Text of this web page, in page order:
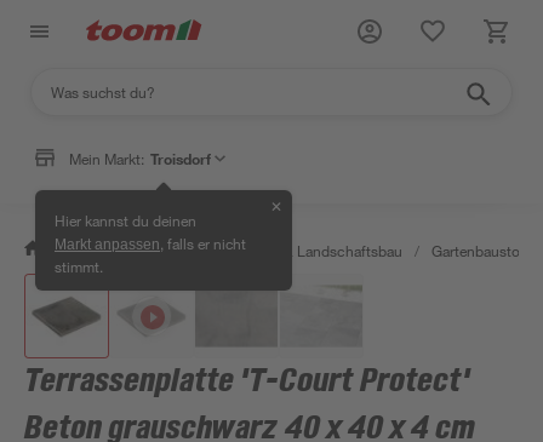
Mein Markt: Troisdorf
Hier kannst du deinen
Markt anpassen , falls er nicht
stimmt.
✕
/ Garten & Freizeit / Gartenbau & Landschaftsbau / Gartenbaustoffe
Terrassenplatte 'T-Court Protect'
Beton grauschwarz 40 x 40 x 4 cm